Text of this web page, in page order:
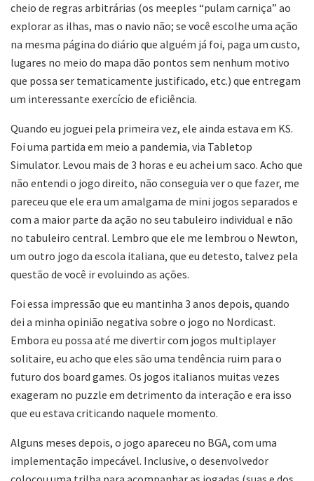
cheio de regras arbitrárias (os meeples “pulam carniça” ao
explorar as ilhas, mas o navio não; se você escolhe uma ação
na mesma página do diário que alguém já foi, paga um custo,
lugares no meio do mapa dão pontos sem nenhum motivo
que possa ser tematicamente justificado, etc.) que entregam
um interessante exercício de eficiência.
Quando eu joguei pela primeira vez, ele ainda estava em KS.
Foi uma partida em meio a pandemia, via Tabletop
Simulator. Levou mais de 3 horas e eu achei um saco. Acho que
não entendi o jogo direito, não conseguia ver o que fazer, me
pareceu que ele era um amalgama de mini jogos separados e
com a maior parte da ação no seu tabuleiro individual e não
no tabuleiro central. Lembro que ele me lembrou o Newton,
um outro jogo da escola italiana, que eu detesto, talvez pela
questão de você ir evoluindo as ações.
Foi essa impressão que eu mantinha 3 anos depois, quando
dei a minha opinião negativa sobre o jogo no Nordicast.
Embora eu possa até me divertir com jogos multiplayer
solitaire, eu acho que eles são uma tendência ruim para o
futuro dos board games. Os jogos italianos muitas vezes
exageram no puzzle em detrimento da interação e era isso
que eu estava criticando naquele momento.
Alguns meses depois, o jogo apareceu no BGA, com uma
implementação impecável. Inclusive, o desenvolvedor